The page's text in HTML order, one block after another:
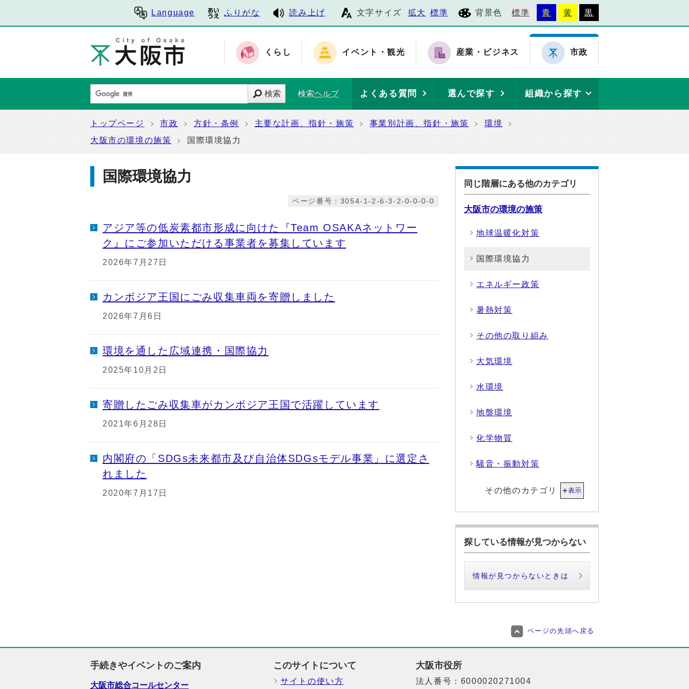
Language ふりがな 読み上げ 文字サイズ 拡大 標準 背景色 標準 青 黄 黒
くらし イベント・観光 産業・ビジネス 市政
検索 検索ヘルプ よくある質問 選んで探す 組織から探す
トップページ 市政 方針・条例 主要な計画、指針・施策 事業別計画、指針・施策
環境
大阪市の環境の施策
国際環境協力
国際環境協力
ページ番号：3054-1-2-6-3-2-0-0-0-0
アジア等の低炭素都市形成に向けた『Team OSAKAネットワー
ク』にご参加いただける事業者を募集しています
2026年7月27日
カンボジア王国にごみ収集車両を寄贈しました
2026年7月6日
環境を通した広域連携・国際協力
2025年10月2日
寄贈したごみ収集車がカンボジア王国で活躍しています
2021年6月28日
内閣府の「SDGs未来都市及び自治体SDGsモデル事業」に選定さ
れました
2020年7月17日
同じ階層にある他のカテゴリ
大阪市の環境の施策
地球温暖化対策
国際環境協力
エネルギー政策
暑熱対策
その他の取り組み
大気環境
水環境
地盤環境
化学物質
騒音・振動対策
その他のカテゴリ 表示
探している情報が見つからない
情報が見つからないときは
ページの先頭へ戻る
手続きやイベントのご案内
大阪市総合コールセンター
このサイトについて
サイトの使い方
大阪市役所
法人番号：6000020271004